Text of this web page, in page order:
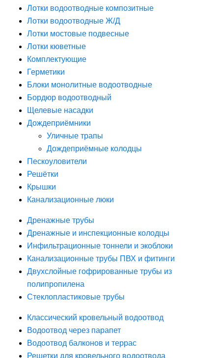
Лотки водоотводные композитные
Лотки водоотводные Ж/Д
Лотки мостовые подвесные
Лотки кюветные
Комплектующие
Герметики
Блоки монолитные водоотводные
Бордюр водоотводный
Щелевые насадки
Дождеприёмники
Уличные трапы
Дождеприёмные колодцы
Пескоуловители
Решётки
Крышки
Канализационные люки
Дренажные трубы
Дренажные и инспекционные колодцы
Инфильтрационные тоннели и экоблоки
Канализационные трубы ПВХ и фитинги
Двухслойные гофрированные трубы из
полипропилена
Стеклопластиковые трубы
Классический кровельный водоотвод
Водоотвод через парапет
Водоотвод балконов и террас
Решетки для кровельного водоотвода